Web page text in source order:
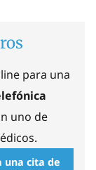
para una
uno de
una cita de